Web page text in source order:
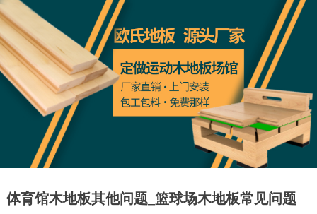
体育馆木地板其他问题_篮球场木地板常见问题